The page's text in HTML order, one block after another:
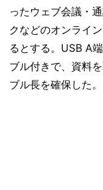
ったウェブ会議・
クなどのオンライ
るとする。USB A
ブル付きで、資料
ブル長を確保した。